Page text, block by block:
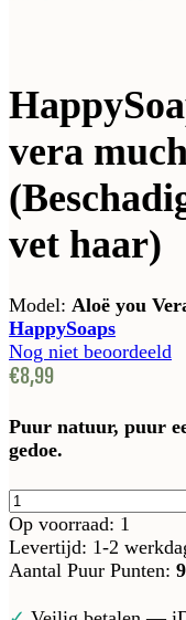
vera
vet haar)
Model: Aloë you
HappySoaps
Nog niet beoordeeld
€8,99
Puur natuur, puur
gedoe.
Op voorraad: 1
Levertijd: 1-2
Aantal Puur Punten: 9